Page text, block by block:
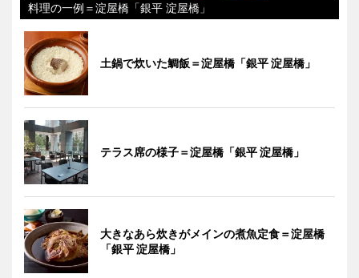
料理の一例＝淀屋橋「銀平 淀屋橋」
土鍋で炊いた鯛飯＝淀屋橋「銀平 淀屋橋」
テラス席の様子＝淀屋橋「銀平 淀屋橋」
大きなあら炊きがメインの煮魚定食＝淀屋橋
「銀平 淀屋橋」